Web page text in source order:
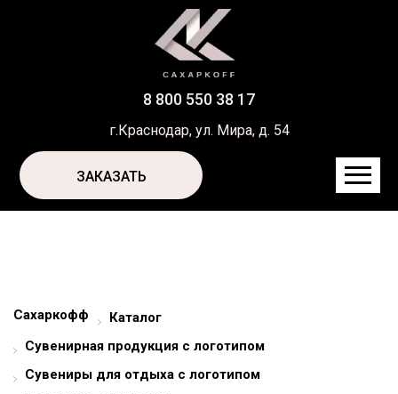
8 800 550 38 17
г.Краснодар, ул. Мира, д. 54
ЗАКАЗАТЬ
Сахаркофф
Каталог
Сувенирная продукция с логотипом
Сувениры для отдыха с логотипом